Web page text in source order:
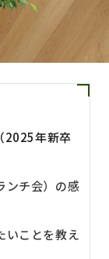
2025年新卒
ンチ会）の感
いことを教え